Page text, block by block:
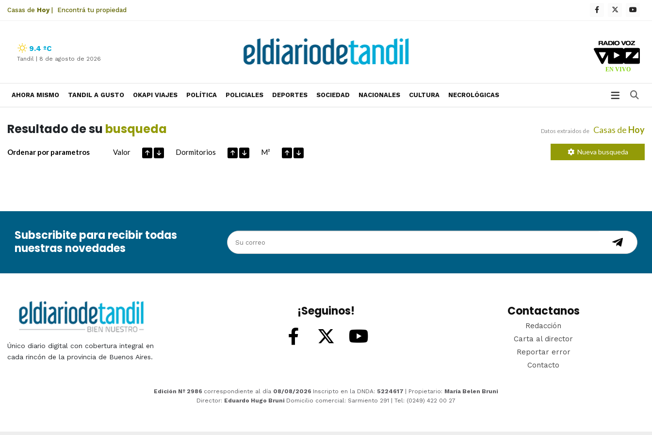
Casas de Hoy| Encontrá tu propiedad
9.4 ºC
Tandil | 8 de agosto de 2026
AHORA MISMO TANDIL A GUSTO OKAPI VIAJES POLÍTICA POLICIALES DEPORTES SOCIEDAD NACIONALES CULTURA NECROLÓGICAS
Resultado de su busqueda Datos extraidos de Casas de Hoy
Ordenar por parametros Valor Dormitorios M² Nueva busqueda
Subscribite para recibir todas
nuestras novedades
Único diario digital con cobertura integral en
cada rincón de la provincia de Buenos Aires.
¡Seguinos! Contactanos
Redacción
Carta al director
Reportar error
Contacto
Edición Nº 2986 correspondiente al día 08/08/2026 Inscripto en la DNDA: 5224617 | Propietario: María Belen Bruni
Director: Eduardo Hugo Bruni Domicilio comercial: Sarmiento 291 | Tel: (0249) 422 00 27